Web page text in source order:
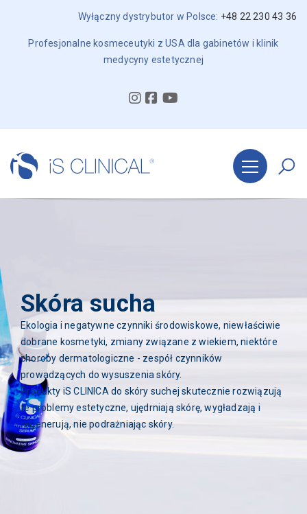
Wyłączny dystrybutor w Polsce: +48 22 230 43 36
Profesjonalne kosmeceutyki z USA dla gabinetów i klinik
medycyny estetycznej
Skóra sucha
Ekologia i negatywne czynniki środowiskowe, niewłaściwie
dobrane kosmetyki, zmiany związane z wiekiem, niektóre
choroby dermatologiczne - zespół czynników
prowadzących do wysuszenia skóry.
Produkty iS CLINICA do skóry suchej skutecznie rozwiązują
te problemy estetyczne, ujędrniają skórę, wygładzają i
regenerują, nie podrażniając skóry.